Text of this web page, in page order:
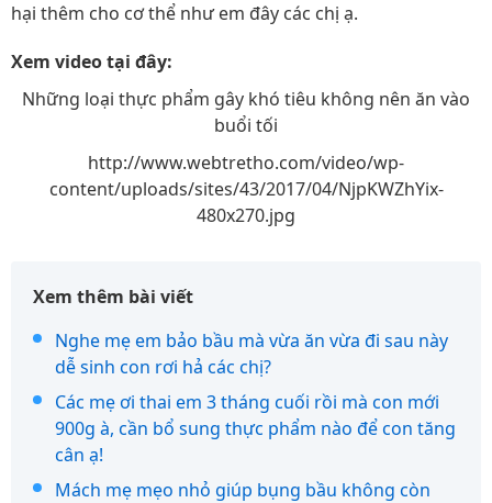
hại thêm cho cơ thể như em đây các chị ạ.
Xem video tại đây:
Những loại thực phẩm gây khó tiêu không nên ăn vào
buổi tối
http://www.webtretho.com/video/wp-
content/uploads/sites/43/2017/04/NjpKWZhYix-
480x270.jpg
Xem thêm bài viết
Nghe mẹ em bảo bầu mà vừa ăn vừa đi sau này
dễ sinh con rơi hả các chị?
Các mẹ ơi thai em 3 tháng cuối rồi mà con mới
900g à, cần bổ sung thực phẩm nào để con tăng
cân ạ!
Mách mẹ mẹo nhỏ giúp bụng bầu không còn